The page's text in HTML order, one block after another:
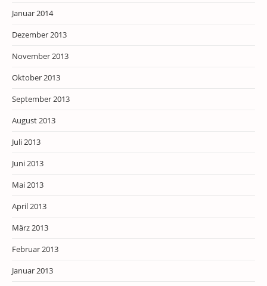
Januar 2014
Dezember 2013
November 2013
Oktober 2013
September 2013
August 2013
Juli 2013
Juni 2013
Mai 2013
April 2013
März 2013
Februar 2013
Januar 2013